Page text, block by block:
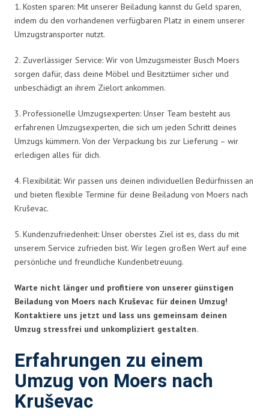
1. Kosten sparen: Mit unserer Beiladung kannst du Geld sparen,
indem du den vorhandenen verfügbaren Platz in einem unserer
Umzugstransporter nutzt.
2. Zuverlässiger Service: Wir von Umzugsmeister Busch Moers
sorgen dafür, dass deine Möbel und Besitztümer sicher und
unbeschädigt an ihrem Zielort ankommen.
3. Professionelle Umzugsexperten: Unser Team besteht aus
erfahrenen Umzugsexperten, die sich um jeden Schritt deines
Umzugs kümmern. Von der Verpackung bis zur Lieferung – wir
erledigen alles für dich.
4. Flexibilität: Wir passen uns deinen individuellen Bedürfnissen an
und bieten flexible Termine für deine Beiladung von Moers nach
Kruševac.
5. Kundenzufriedenheit: Unser oberstes Ziel ist es, dass du mit
unserem Service zufrieden bist. Wir legen großen Wert auf eine
persönliche und freundliche Kundenbetreuung.
Warte nicht länger und profitiere von unserer günstigen
Beiladung von Moers nach Kruševac für deinen Umzug!
Kontaktiere uns jetzt und lass uns gemeinsam deinen
Umzug stressfrei und unkompliziert gestalten.
Erfahrungen zu einem
Umzug von Moers nach
Kruševac